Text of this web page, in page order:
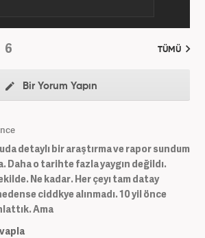
6 TÜMÜ
Bir Yorum Yapın
detaylı bir araştırma ve rapor sundum
Daha o tarihte fazla yaygın değildı.
Ne kadar. Her çeyı tam datay
ciddkye alınmadı. 10 yil önce
Ama